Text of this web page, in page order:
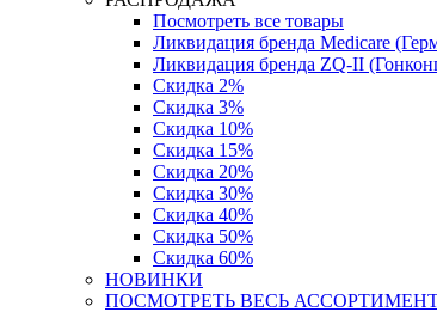
Посмотреть все товары
Ликвидация бренда Medicare
Ликвидация бренда ZQ-II
Скидка 2%
Скидка 3%
Скидка 10%
Скидка 15%
Скидка 20%
Скидка 30%
Скидка 40%
Скидка 50%
Скидка 60%
НОВИНКИ
ПОСМОТРЕТЬ ВЕСЬ